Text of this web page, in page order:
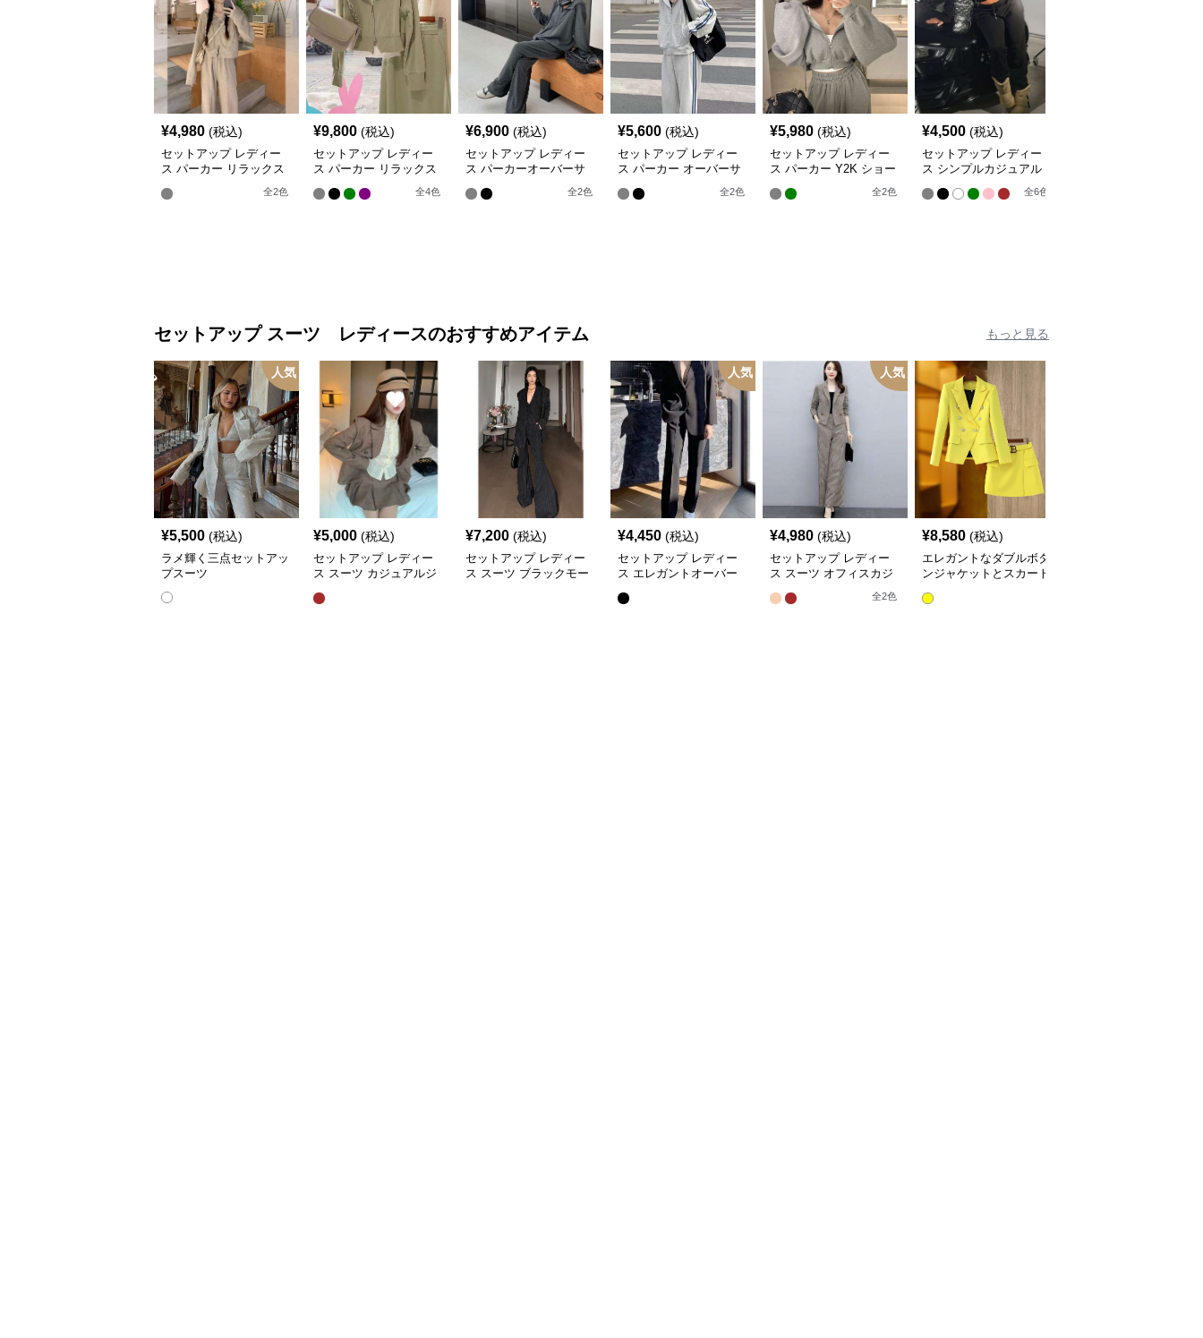
¥4,980 (税込)
セットアップ レディー
ス パーカー リラックス
ジップアップパーカー&
パンツ
全2色
¥9,800 (税込)
セットアップ レディー
ス パーカー リラックス
フィット パステルグリ
ーン フーディーセット
全4色
¥6,900 (税込)
セットアップ レディー
ス パーカーオーバーサ
イズ シンプルスウェッ
トパーカー上下
全2色
¥5,600 (税込)
セットアップ レディー
ス パーカー オーバーサ
イズジップパーカー&リ
ラックストラックパンツ
全2色
¥5,980 (税込)
セットアップ レディー
ス パーカー Y2K ショー
トジップアップパーカー
＆ワイドパンツ
全2色
¥4,500 (税込)
セットアップ レディー
ス シンプルカジュアル
全6色
セットアップ スーツ レディースのおすすめアイテム もっと見る
人気
¥5,500 (税込)
ラメ輝く三点セットアッ
プスーツ
¥5,000 (税込)
セットアップ レディー
ス スーツ カジュアルジ
ツショートスカート
¥7,200 (税込)
セットアップ レディー
ス スーツ ブラックモー
人気
¥4,450 (税込)
セットアップ レディー
ス エレガントオーバー
人気
¥4,980 (税込)
セットアップ レディー
ス スーツ オフィスカジ
ュアルチェック柄ジャケ
ット&ワイドパンツ
全2色
¥8,580 (税込)
エレガントなダブルボタ
ンジャケットとスカート